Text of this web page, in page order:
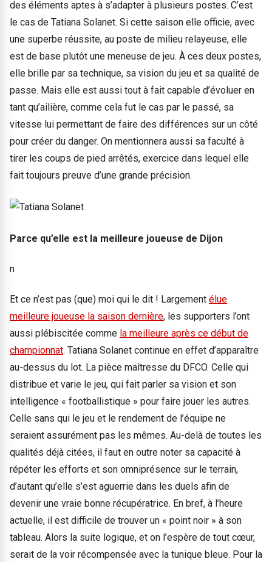
des éléments aptes à s’adapter à plusieurs postes. C’est
le cas de Tatiana Solanet. Si cette saison elle officie, avec
une superbe réussite, au poste de milieu relayeuse, elle
est de base plutôt une meneuse de jeu. À ces deux postes,
elle brille par sa technique, sa vision du jeu et sa qualité de
passe. Mais elle est aussi tout à fait capable d’évoluer en
tant qu’ailière, comme cela fut le cas par le passé, sa
vitesse lui permettant de faire des différences sur un côté
pour créer du danger. On mentionnera aussi sa faculté à
tirer les coups de pied arrêtés, exercice dans lequel elle
fait toujours preuve d’une grande précision.
Parce qu’elle est la meilleure joueuse de Dijon
n
Et ce n’est pas (que) moi qui le dit ! Largement élue
meilleure joueuse la saison dernière, les supporters l’ont
aussi plébiscitée comme la meilleure après ce début de
championnat. Tatiana Solanet continue en effet d’apparaître
au-dessus du lot. La pièce maîtresse du DFCO. Celle qui
distribue et varie le jeu, qui fait parler sa vision et son
intelligence « footballistique » pour faire jouer les autres.
Celle sans qui le jeu et le rendement de l’équipe ne
seraient assurément pas les mêmes. Au-delà de toutes les
qualités déjà citées, il faut en outre noter sa capacité à
répéter les efforts et son omniprésence sur le terrain,
d’autant qu’elle s’est aguerrie dans les duels afin de
devenir une vraie bonne récupératrice. En bref, à l’heure
actuelle, il est difficile de trouver un « point noir » à son
tableau. Alors la suite logique, et on l’espère de tout cœur,
serait de la voir récompensée avec la tunique bleue. Pour la